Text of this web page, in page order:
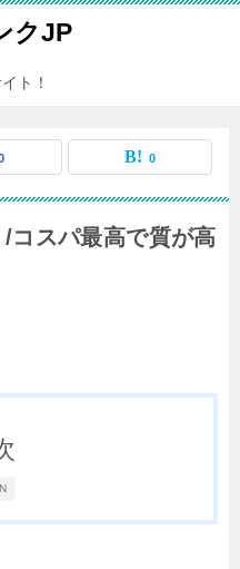
クJP
ト！
0
コスパ最高で質が高